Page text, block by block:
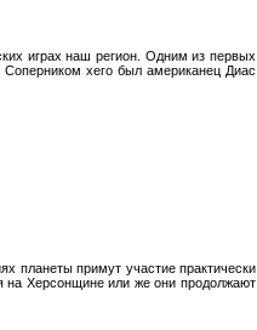
играх наш регион. Одним из первых
хего был американец Диас
планеты примут участие практически
на Херсонщине или же они продолжают